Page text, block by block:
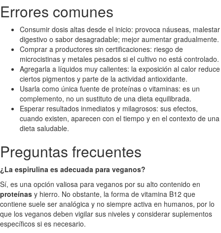
Errores comunes
Consumir dosis altas desde el inicio: provoca náuseas, malestar
digestivo o sabor desagradable; mejor aumentar gradualmente.
Comprar a productores sin certificaciones: riesgo de
microcistinas y metales pesados si el cultivo no está controlado.
Agregarla a líquidos muy calientes: la exposición al calor reduce
ciertos pigmentos y parte de la actividad antioxidante.
Usarla como única fuente de proteínas o vitaminas: es un
complemento, no un sustituto de una dieta equilibrada.
Esperar resultados inmediatos y milagrosos: sus efectos,
cuando existen, aparecen con el tiempo y en el contexto de una
dieta saludable.
Preguntas frecuentes
¿La espirulina es adecuada para veganos?
Sí, es una opción valiosa para veganos por su alto contenido en
proteínas y hierro. No obstante, la forma de vitamina B12 que
contiene suele ser analógica y no siempre activa en humanos, por lo
que los veganos deben vigilar sus niveles y considerar suplementos
específicos si es necesario.